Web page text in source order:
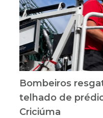
Bombeiros
telhado de
Criciúma